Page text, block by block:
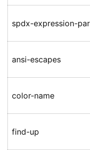
spdx-expression-
ansi-escapes
color-name
find-up